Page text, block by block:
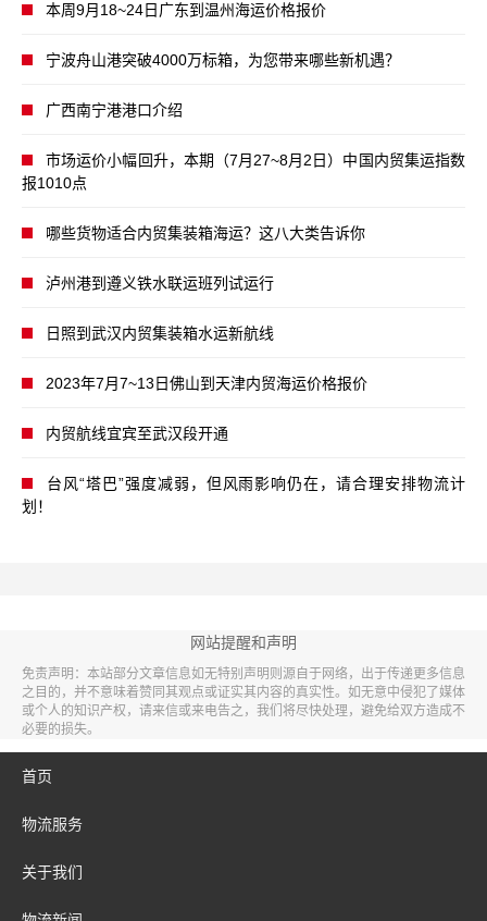
本周9月18~24日广东到温州海运价格报价
宁波舟山港突破4000万标箱，为您带来哪些新机遇？
广西南宁港港口介绍
市场运价小幅回升，本期（7月27~8月2日）中国内贸集运指数
报1010点
哪些货物适合内贸集装箱海运？这八大类告诉你
泸州港到遵义铁水联运班列试运行
日照到武汉内贸集装箱水运新航线
2023年7月7~13日佛山到天津内贸海运价格报价
内贸航线宜宾至武汉段开通
台风“塔巴”强度减弱，但风雨影响仍在，请合理安排物流计
划！
网站提醒和声明
免责声明：本站部分文章信息如无特别声明则源自于网络，出于传递更多信息
之目的，并不意味着赞同其观点或证实其内容的真实性。如无意中侵犯了媒体
或个人的知识产权，请来信或来电告之，我们将尽快处理，避免给双方造成不
必要的损失。
首页
物流服务
关于我们